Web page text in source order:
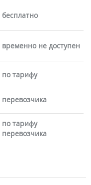
бесплатно
временно не доступен
по тарифу
перевозчика
по тарифу
перевозчика